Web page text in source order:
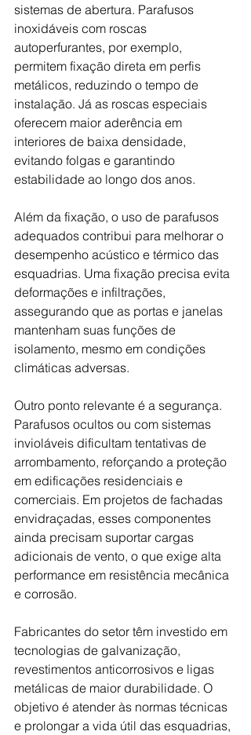
sistemas de abertura. Parafusos
inoxidáveis com roscas
autoperfurantes, por exemplo,
permitem fixação direta em perfis
metálicos, reduzindo o tempo de
instalação. Já as roscas especiais
oferecem maior aderência em
interiores de baixa densidade,
evitando folgas e garantindo
estabilidade ao longo dos anos.
Além da fixação, o uso de parafusos
adequados contribui para melhorar o
desempenho acústico e térmico das
esquadrias. Uma fixação precisa evita
deformações e infiltrações,
assegurando que as portas e janelas
mantenham suas funções de
isolamento, mesmo em condições
climáticas adversas.
Outro ponto relevante é a segurança.
Parafusos ocultos ou com sistemas
invioláveis dificultam tentativas de
arrombamento, reforçando a proteção
em edificações residenciais e
comerciais. Em projetos de fachadas
envidraçadas, esses componentes
ainda precisam suportar cargas
adicionais de vento, o que exige alta
performance em resistência mecânica
e corrosão.
Fabricantes do setor têm investido em
tecnologias de galvanização,
revestimentos anticorrosivos e ligas
metálicas de maior durabilidade. O
objetivo é atender às normas técnicas
e prolongar a vida útil das esquadrias,